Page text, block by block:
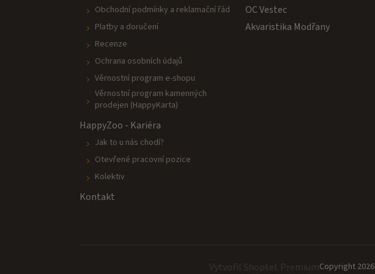
Obchodní podmínky a reklamační řád
Platby a doručení
Recenze
Ochrana osobních údajů
Věrnostní program e-shopu
Věrnostní program kamenných
prodejen (HappyKarta)
HappyZoo - Kariéra
Jak to u nás chodí?
Otevřené pracovní pozice
Kolektiv
Kontakt
OC Vestec
Akvaristika Modřany
Vytvořil Shoptet PremiumCopyright 2026